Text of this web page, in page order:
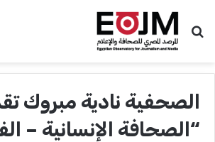
بحث عن
الصحفية نادية مبروك
“الصحافة الإنسانية –